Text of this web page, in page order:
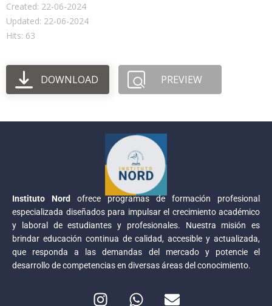
Created: 22-06-2024
Updated: 22-06-2024
Hits: 63
DOWNLOAD PREVIEW
Instituto Nord
ofrece programas de formación profesional
especializada diseñados para impulsar el crecimiento académico
y laboral de estudiantes y profesionales. Nuestra misión es
brindar educación continua de calidad, accesible y actualizada,
que responda a las demandas del mercado y potencie el
desarrollo de competencias en diversas áreas del conocimiento.